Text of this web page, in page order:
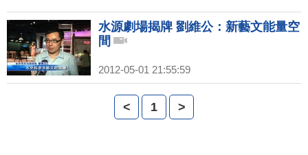
水源劇場揭牌 劉維公：新藝文能量空
間
2012-05-01 21:55:59
< 1 >